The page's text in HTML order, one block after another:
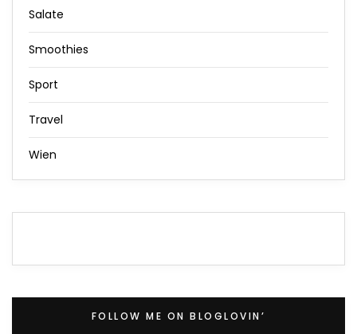
Salate
Smoothies
Sport
Travel
Wien
FOLLOW ME ON BLOGLOVIN’